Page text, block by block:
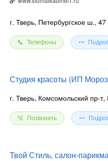
г. Тверь, Петербургское ш.,
Телефоны
Студия красоты (ИП
г. Тверь, Комсомольский пр-т,
Позвонить
Твой Стиль, салон-